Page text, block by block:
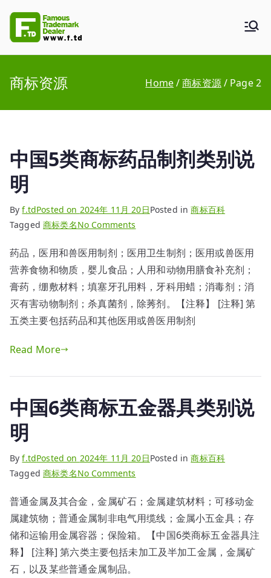
content
商标资源 Home 商标资源 Page 2
中国5类商标药品制剂类别说
明
Byf.tdPosted on 2024年 11月 20日Posted in商标百科
Tagged商标类名No Comments
国
5
类
商
标
剂
别
说
药品，医用和兽医用制剂；医用卫生制剂；医用或兽医用
营养食物和物质，婴儿食品；人用和动物用膳食补充剂；
膏药，绷敷材料；填塞牙孔用料，牙科用蜡；消毒剂；消
灭有害动物制剂；杀真菌剂，除莠剂。【注释】 [注释] 第
五类主要包括药品和其他医用或兽医用制剂
Read More
中国6类商标五金器具类别说
明
Byf.tdPosted on 2024年 11月 20日Posted in商标百科
Tagged商标类名No Comments
国
6
类
商
普通金属及其合金，金属矿石；金属建筑材料；可移动金
属建筑物；普通金属制非电气用缆线；金属小五金具；存
储和运输用金属容器；保险箱。【中国6类商标五金器具注
释】 [注释] 第六类主要包括未加工及半加工金属，金属矿
石，以及某些普通金属制品。